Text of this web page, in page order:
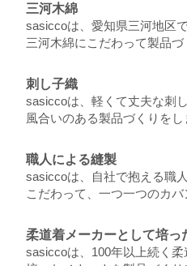
三河木綿
sasiccoは、愛知県三河地区
三河木綿にこだわって製品づ
刺し子織
sasiccoは、軽くて丈夫な刺
風合いのある製品づくりをし
職人による縫製
sasiccoは、自社で抱える職
こだわって、一つ一つのカバ
柔道着メーカーとして培っ
sasiccoは、100年以上続く